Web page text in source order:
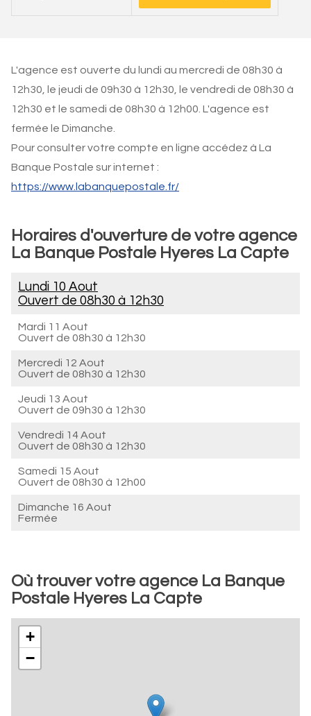
L'agence est ouverte du lundi au mercredi de 08h30 à
12h30, le jeudi de 09h30 à 12h30, le vendredi de 08h30 à
12h30 et le samedi de 08h30 à 12h00. L'agence est
fermée le Dimanche.
Pour consulter votre compte en ligne accédez à La
Banque Postale sur internet :
https://www.labanquepostale.fr/
Horaires d'ouverture de votre agence
La Banque Postale Hyeres La Capte
Lundi 10 Aout
Ouvert de 08h30 à 12h30
Mardi 11 Aout
Ouvert de 08h30 à 12h30
Mercredi 12 Aout
Ouvert de 08h30 à 12h30
Jeudi 13 Aout
Ouvert de 09h30 à 12h30
Vendredi 14 Aout
Ouvert de 08h30 à 12h30
Samedi 15 Aout
Ouvert de 08h30 à 12h00
Dimanche 16 Aout
Fermée
Où trouver votre agence La Banque
Postale Hyeres La Capte
+
−